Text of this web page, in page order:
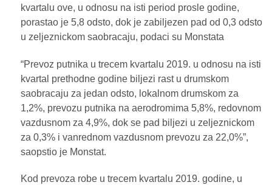
kvartalu ove, u odnosu na isti period prosle godine,
porastao je 5,8 odsto, dok je zabiljezen pad od 0,3 odsto
u zeljeznickom saobracaju, podaci su Monstata
“Prevoz putnika u trecem kvartalu 2019. u odnosu na isti
kvartal prethodne godine biljezi rast u drumskom
saobracaju za jedan odsto, lokalnom drumskom za
1,2%, prevozu putnika na aerodromima 5,8%, redovnom
vazdusnom za 4,9%, dok se pad biljezi u zeljeznickom
za 0,3% i vanrednom vazdusnom prevozu za 22,0%”,
saopstio je Monstat.
Kod prevoza robe u trecem kvartalu 2019. godine, u